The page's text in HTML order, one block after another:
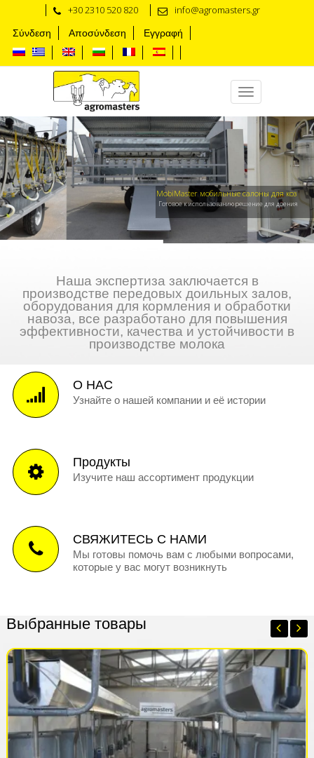
+30 2310 520 820 info@agromasters.gr
Σύνδεση Αποσύνδεση Εγγραφή
MobiMaster мобильные салоны для коз
Готовое к использованию решение для доения
Наша экспертиза заключается в
производстве передовых доильных залов,
оборудования для кормления и обработки
навоза, все разработано для повышения
эффективности, качества и устойчивости в
производстве молока
О НАС
Узнайте о нашей компании и её истории
Продукты
Изучите наш ассортимент продукции
СВЯЖИТЕСЬ С НАМИ
Мы готовы помочь вам с любыми вопросами,
которые у вас могут возникнуть
Выбранные товары